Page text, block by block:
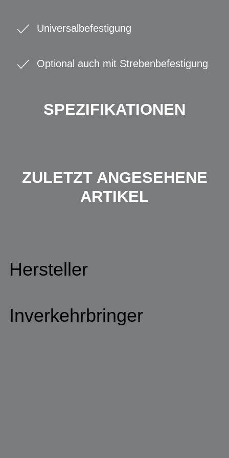
Universalbefestigung
Optional auch mit Strebenbefestigung
SPEZIFIKATIONEN
ZULETZT ANGESEHENE
ARTIKEL
Hersteller
Inverkehrbringer